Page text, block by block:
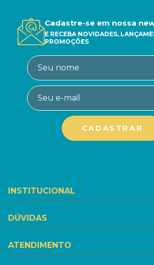
Cadastre-se em nossa
E RECEBA NOVIDADES,
PROMOÇÕES
INSTITUCIONAL
DÚVIDAS
ATENDIMENTO